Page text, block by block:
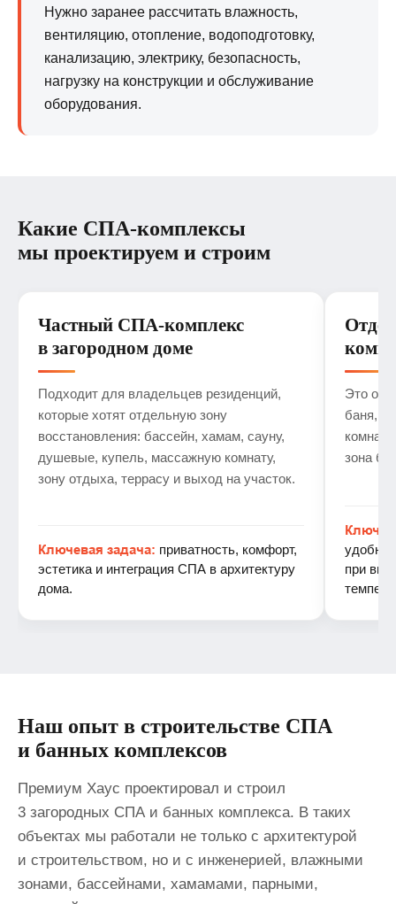
Нужно заранее рассчитать влажность,
вентиляцию, отопление, водоподготовку,
канализацию, электрику, безопасность,
нагрузку на конструкции и обслуживание
оборудования.
Какие СПА-комплексы
мы проектируем и строим
Частный СПА-комплекс
в загородном доме
Подходит для владельцев резиденций,
которые хотят отдельную зону
восстановления: бассейн, хамам, сауну,
душевые, купель, массажную комнату,
зону отдыха, террасу и выход на участок.
Ключевая задача: приватность, комфорт,
эстетика и интеграция СПА в архитектуру
дома.
Это
баня,
зона
при
Наш опыт в строительстве СПА
и банных комплексов
Премиум Хаус проектировал и строил
3 загородных СПА и банных комплекса. В таких
объектах мы работали не только с архитектурой
и строительством, но и с инженерией, влажными
зонами, бассейнами, хамамами, парными,